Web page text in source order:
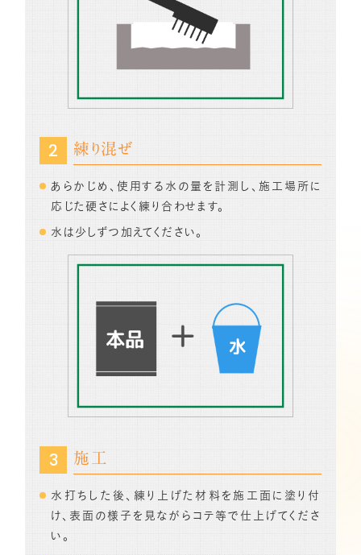
練り混ぜ
あらかじめ、使用する水の量を計測し、施工場所に
応じた硬さによく練り合わせます。
水は少しずつ加えてください。
施工
水打ちした後、練り上げた材料を施工面に塗り付
け、表面の様子を見ながらコテ等で仕上げてくださ
い。